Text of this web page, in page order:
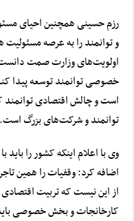
رزم حسینی همچنین احیای
و توانمند را به عرصه مسئولیت
اولویت‌های وزارتصمت
خصوصی توانمند توسعه پیدا
است و چالش اقتصادی
توانمند و شرکت‌های بزرگ است.
وی با اعلام اینکه کشور را
اضافه کرد:وقفیاترا همین
از این نیست که تربیت
کارخانجات و بخش خصوصی باید